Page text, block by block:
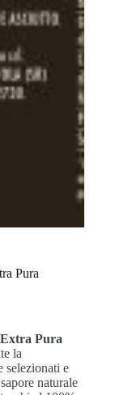
Pura
Pura
la
selezionati e
naturale